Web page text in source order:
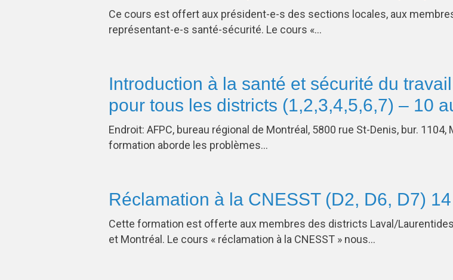
Ce cours est offert aux président-e-s des sections locales, aux
représentant-e-s santé-sécurité. Le cours «…
Introduction à la santé et sécurité du
pour tous les districts (1,2,3,4,5,6,7) – 10
Endroit: AFPC, bureau régional de Montréal, 5800 rue St-Denis, bur.
formation aborde les problèmes…
Réclamation à la CNESST (D2, D6, D7)
Cette formation est offerte aux membres des districts Laval/
et Montréal. Le cours « réclamation à la CNESST » nous…